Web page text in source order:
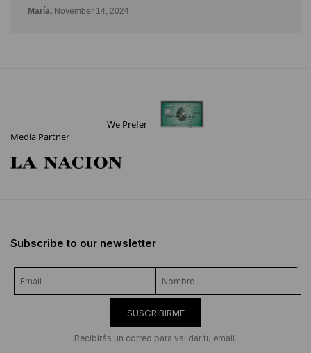
María, November 14, 2024
We Prefer
Media Partner
Subscribe to our newsletter
SUSCRIBIRME
Recibirás un correo para validar tu email.